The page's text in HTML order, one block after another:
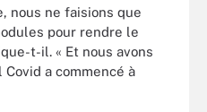
nous ne faisions que
pour rendre le
t-il. « Et nous avons
a commencé à